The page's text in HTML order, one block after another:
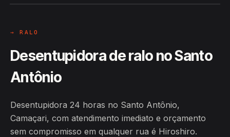
→ RALO
Desentupidora de ralo no Santo
Antônio
Desentupidora 24 horas no Santo Antônio,
Camaçari, com atendimento imediato e orçamento
sem compromisso em qualquer rua é Hiroshiro.